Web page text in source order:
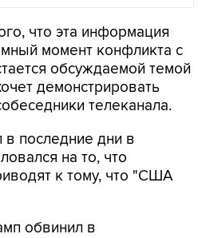
что эта информация
момент конфликта с
обсуждаемой темой
демонстрировать
телеканала.
последние дни в
на то, что
к тому, что "США
обвинил в